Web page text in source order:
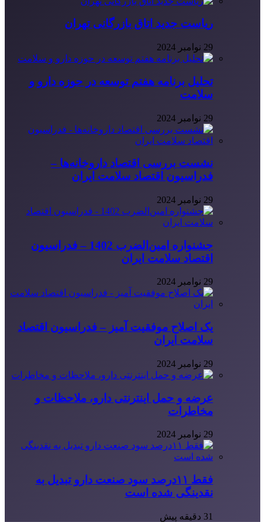
ریاست جدید اتاق بازرگانی تهران
29 نوامبر 2024
تحلیل برنامه هفتم توسعه در حوزه دارو و
سلامت
29 نوامبر 2024
نشست بررسی اقتصاد داروخانه‌ها –
فدراسیون اقتصاد سلامت ایران
29 نوامبر 2024
جشنواره امین‌الضرب 1402 – فدراسیون
اقتصاد سلامت ایران
29 نوامبر 2024
یک اصلاح موفقیت آمیز – فدراسیون اقتصاد
سلامت ایران
29 نوامبر 2024
عرضه و حمل اینترنتی دارو، ملاحظات و
مخاطرات
29 نوامبر 2024
فقط ۱۱‌درصد سود صنعت دارو تبدیل به
نقدینگی شده است
31 دقیقه پیش